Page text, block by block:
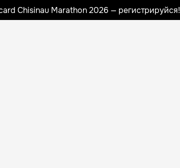
Chisinau Marathon 2026 — регистрируйся!